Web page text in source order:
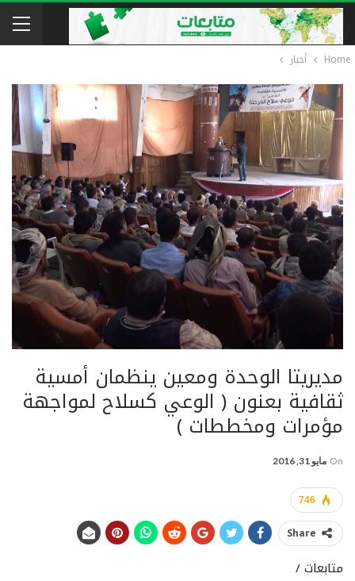
Home أخبار
مديريتا الوحدة ومعين ينظمان أمسية
ثقافية بعنون ( الوعي كسلاح لمواجهة
مؤمرات ومخططات )
On مايو 31, 2016
746
Share
متابعات /